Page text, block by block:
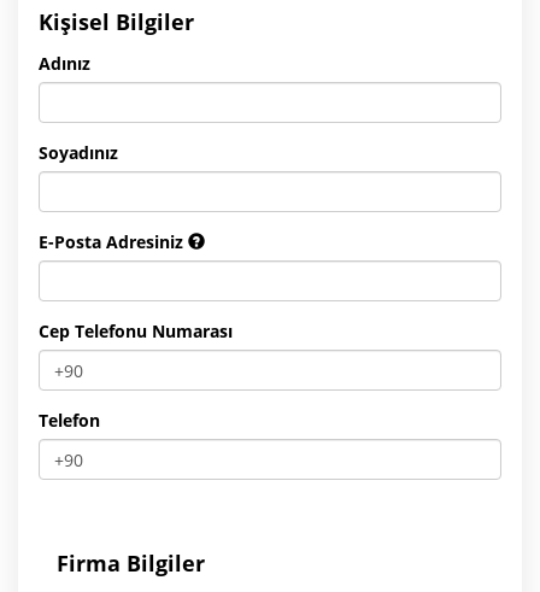
Kişisel Bilgiler
Adınız
Soyadınız
E-Posta Adresiniz
Cep Telefonu Numarası
Telefon
Firma Bilgiler